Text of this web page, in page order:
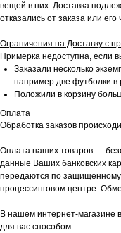
вещей в них. Доставка
отказались от заказа или его
Ограничения на Доставку с
Примерка недоступна, если
Заказали несколько
например две футболки в
Положили в корзину
Оплата
Обработка заказов
Оплата наших товаров —
данные Ваших банковских
передаются по
процессинговом центре.
В нашем интернет-магазине
для вас способом: